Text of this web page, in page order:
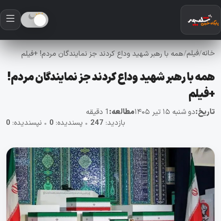
خانه/فیلم/همه با رهبر شهید وداع کردند جز نمایندگان مردم! +فیلم
همه با رهبر شهید وداع کردند جز نمایندگان مردم!
+فیلم
تاریخ:دو شنبه ۱۵ تیر ۱۴۰۵ مطالعه:1 دقیقه
بازدید: 247
• پسندیده: 0
• نپسندیده: 0